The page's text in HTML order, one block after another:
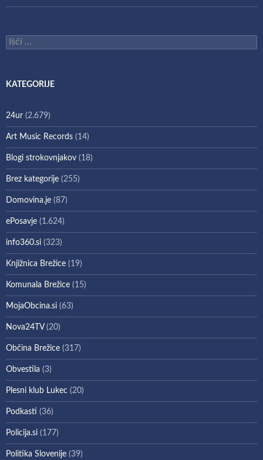
Išči:
KATEGORIJE
24ur (2.679)
Art Music Records (14)
Blogi strokovnjakov (18)
Brez kategorije (255)
Domovina.je (87)
ePosavje (1.624)
info360.si (323)
Knjižnica Brežice (19)
Komunala Brežice (15)
MojaObcina.si (63)
Nova24TV(20)
Občina Brežice (317)
Obvestila (3)
Plesni klub Lukec (20)
Podkasti (36)
Policija.si (177)
Politika Slovenije (39)